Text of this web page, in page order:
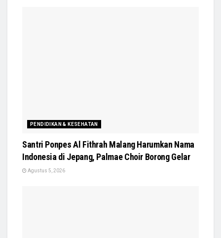
PENDIDIKAN & KESEHATAN
Santri Ponpes Al Fithrah Malang Harumkan Nama
Indonesia di Jepang, Palmae Choir Borong Gelar
Agustus 5, 2026